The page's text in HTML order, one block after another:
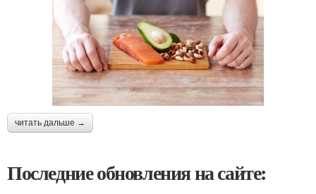
читать дальше →
Последние обновления на сайте: